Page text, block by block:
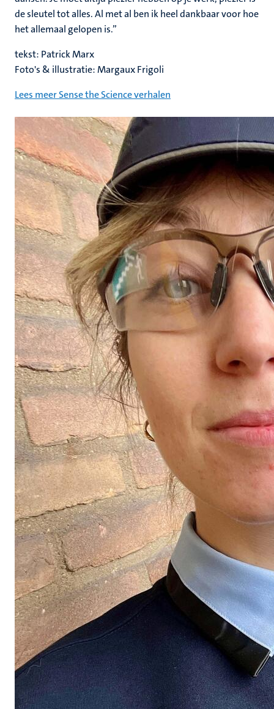
de sleutel tot alles. Al met al ben ik heel dankbaar voor hoe
het allemaal gelopen is.”
tekst: Patrick Marx
Foto's & illustratie: Margaux Frigoli
Lees meer Sense the Science verhalen